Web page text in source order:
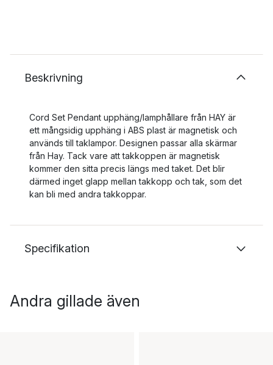
Beskrivning
Cord Set Pendant upphäng/lamphållare från HAY är
ett mångsidig upphäng i ABS plast är magnetisk och
används till taklampor. Designen passar alla skärmar
från Hay. Tack vare att takkoppen är magnetisk
kommer den sitta precis längs med taket. Det blir
därmed inget glapp mellan takkopp och tak, som det
kan bli med andra takkoppar.
Specifikation
Andra gillade även